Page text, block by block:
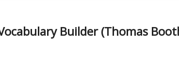
Builder (Thomas